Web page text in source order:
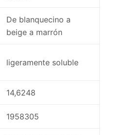
De blanquecino a
beige a marrón
ligeramente soluble
14,6248
1958305